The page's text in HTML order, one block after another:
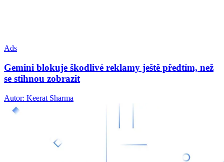
Ads
Gemini blokuje škodlivé reklamy ještě předtím, než
se stihnou zobrazit
Autor: Keerat Sharma